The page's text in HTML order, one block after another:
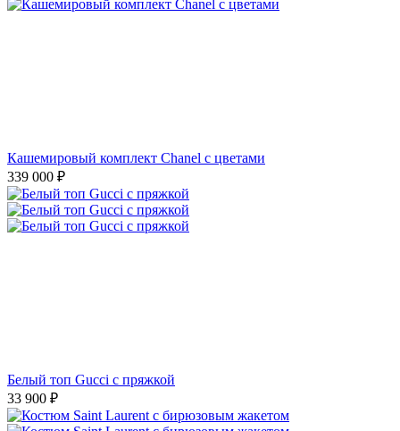
Кашемировый комплект Chanel с цветами
339 000 ₽
Белый топ Gucci с пряжкой
33 900 ₽